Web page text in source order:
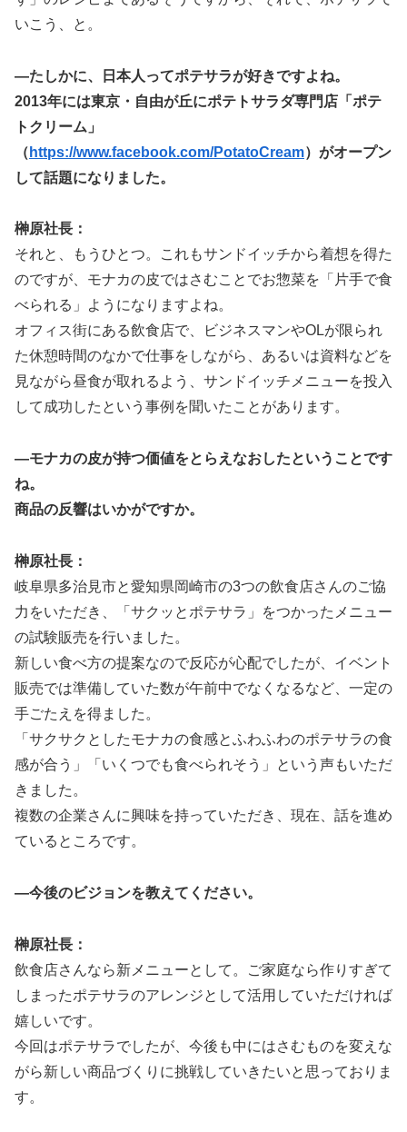
いこう、と。
―たしかに、日本人ってポテサラが好きですよね。
2013年には東京・自由が丘にポテトサラダ専門店「ポテ
トクリーム」
（ https://www.facebook.com/PotatoCream）がオープン
して話題になりました。
榊原社長：
それと、もうひとつ。これもサンドイッチから着想を得た
のですが、モナカの皮ではさむことでお惣菜を「片手で食
べられる」ようになりますよね。
オフィス街にある飲食店で、ビジネスマンやOLが限られ
た休憩時間のなかで仕事をしながら、あるいは資料などを
見ながら昼食が取れるよう、サンドイッチメニューを投入
して成功したという事例を聞いたことがあります。
―モナカの皮が持つ価値をとらえなおしたということです
ね。
商品の反響はいかがですか。
榊原社長：
岐阜県多治見市と愛知県岡崎市の3つの飲食店さんのご協
力をいただき、「サクッとポテサラ」をつかったメニュー
の試験販売を行いました。
新しい食べ方の提案なので反応が心配でしたが、イベント
販売では準備していた数が午前中でなくなるなど、一定の
手ごたえを得ました。
「サクサクとしたモナカの食感とふわふわのポテサラの食
感が合う」「いくつでも食べられそう」という声もいただ
きました。
複数の企業さんに興味を持っていただき、現在、話を進め
ているところです。
―今後のビジョンを教えてください。
榊原社長：
飲食店さんなら新メニューとして。ご家庭なら作りすぎて
しまったポテサラのアレンジとして活用していただければ
嬉しいです。
今回はポテサラでしたが、今後も中にはさむものを変えな
がら新しい商品づくりに挑戦していきたいと思っておりま
す。